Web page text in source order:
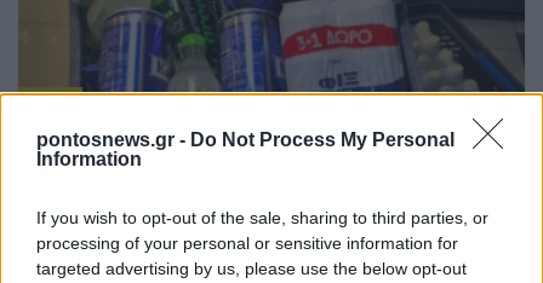
pontosnews.gr - Do Not Process My Personal
Information
If you wish to opt-out of the sale, sharing to third parties, or
processing of your personal or sensitive information for
targeted advertising by us, please use the below opt-out
ΥΓΕΙΑ
Τα φάρμακα για την παχυσαρκία μπορεί να
19/07/2026 - 7:00μμ